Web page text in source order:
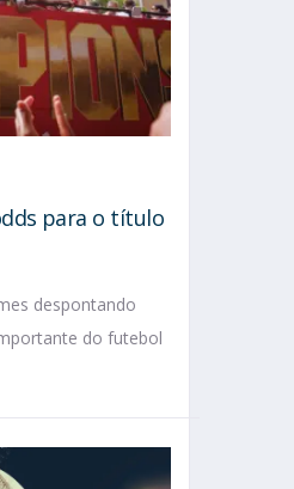
para o título
despontando
do futebol